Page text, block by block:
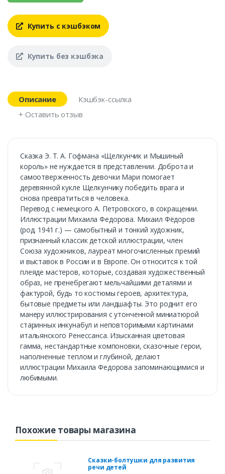
Купить с кэшбэком
Купить без кэшбэка
Описание
Кэшбэк-ссылка
+ Оставить отзыв
Сказка Э. Т. А. Гофмана «Щелкунчик и Мышиный
король» не нуждается в представлении. Доброта и
самоотверженность девочки Мари помогает
деревянной кукле Щелкунчику победить врага и
снова превратиться в человека.
Перевод с немецкого А. Петровского, в сокращении.
Иллюстрации Михаила Федорова. Михаил Фёдоров
(род. 1941 г.) — самобытный и тонкий художник,
признанный классик детской иллюстрации, член
Союза художников, лауреат многочисленных премий
и выставок в России и в Европе. Он относится к той
плеяде мастеров, которые, создавая художественный
образ, не пренебрегают мельчайшими деталями и
фактурой, будь то костюмы героев, архитектура,
бытовые предметы или ландшафты. Это роднит его
манеру иллюстрирования с утонченной миниатюрой
старинных инкунабул и неповторимыми картинами
итальянского Ренессанса. Изысканная цветовая
гамма, нестандартные компоновки, сказочные герои,
наполненные теплом и глубиной, делают
иллюстрации Михаила Федорова запоминающимися и
любимыми.
Похожие товары магазина
Сказки-болтушки для развития
речи детей